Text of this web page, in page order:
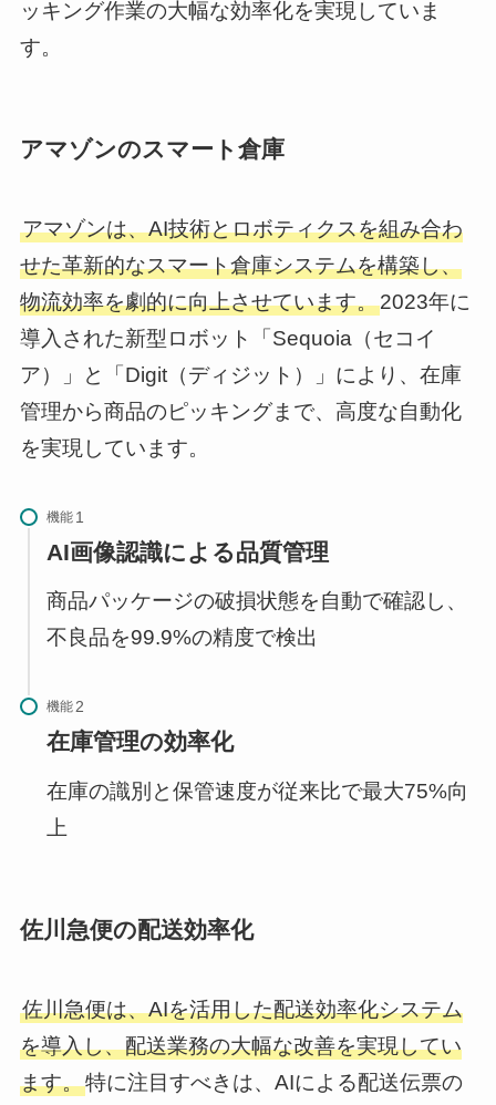
ッキング作業の大幅な効率化を実現していま
す。
アマゾンのスマート倉庫
アマゾンは、AI技術とロボティクスを組み合わ
せた革新的なスマート倉庫システムを構築し、
物流効率を劇的に向上させています。2023年に
導入された新型ロボット「Sequoia（セコイ
ア）」と「Digit（ディジット）」により、在庫
管理から商品のピッキングまで、高度な自動化
を実現しています。
機能
AI画像認識による品質管理
商品パッケージの破損状態を自動で確認し、
不良品を99.9%の精度で検出
機能
在庫管理の効率化
在庫の識別と保管速度が従来比で最大75%向
上
佐川急便の配送効率化
佐川急便は、AIを活用した配送効率化システム
を導入し、配送業務の大幅な改善を実現してい
ます。特に注目すべきは、AIによる配送伝票の